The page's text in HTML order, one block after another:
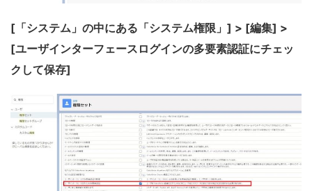
[「システム」の中にある「システム権限」] > [編集] >
[ユーザインターフェースログインの多要素認証にチェッ
クして保存]